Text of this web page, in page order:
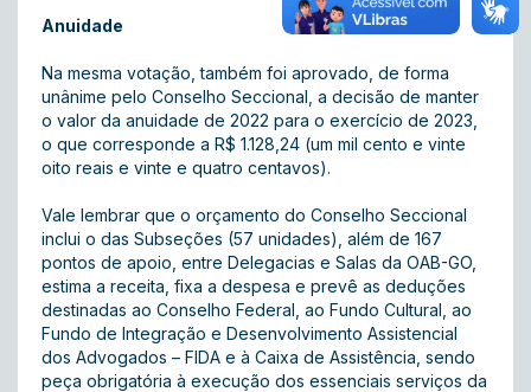
Anuidade
Na mesma votação, também foi aprovado, de forma
unânime pelo Conselho Seccional, a decisão de manter
o valor da anuidade de 2022 para o exercício de 2023,
o que corresponde a R$ 1.128,24 (um mil cento e vinte
oito reais e vinte e quatro centavos).
Vale lembrar que o orçamento do Conselho Seccional
inclui o das Subseções (57 unidades), além de 167
pontos de apoio, entre Delegacias e Salas da OAB-GO,
estima a receita, fixa a despesa e prevê as deduções
destinadas ao Conselho Federal, ao Fundo Cultural, ao
Fundo de Integração e Desenvolvimento Assistencial
dos Advogados – FIDA e à Caixa de Assistência, sendo
peça obrigatória à execução dos essenciais serviços da